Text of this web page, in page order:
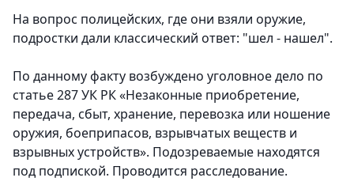
На вопрос полицейских, где они взяли оружие,
подростки дали классический ответ: "шел - нашел".
По данному факту возбуждено уголовное дело по
статье 287 УК РК «Незаконные приобретение,
передача, сбыт, хранение, перевозка или ношение
оружия, боеприпасов, взрывчатых веществ и
взрывных устройств». Подозреваемые находятся
под подпиской. Проводится расследование.